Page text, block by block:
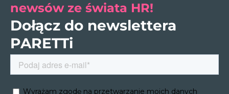
newsów ze świata HR!
Dołącz do newslettera
PARETTi